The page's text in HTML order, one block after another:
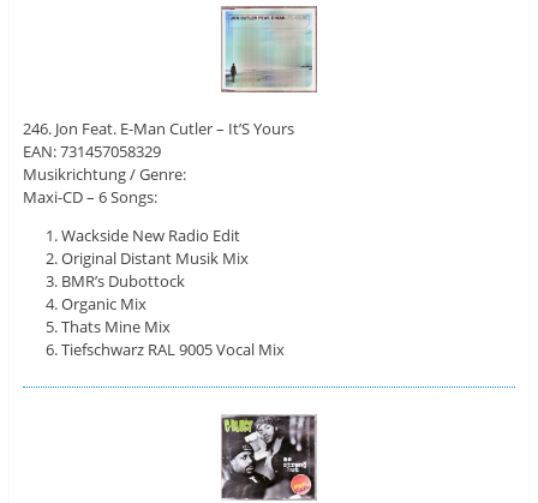
246. Jon Feat. E-Man Cutler – It’S Yours
EAN: 731457058329
Musikrichtung / Genre:
Maxi-CD – 6 Songs:
Wackside New Radio Edit
Original Distant Musik Mix
BMR’s Dubottock
Organic Mix
Thats Mine Mix
Tiefschwarz RAL 9005 Vocal Mix